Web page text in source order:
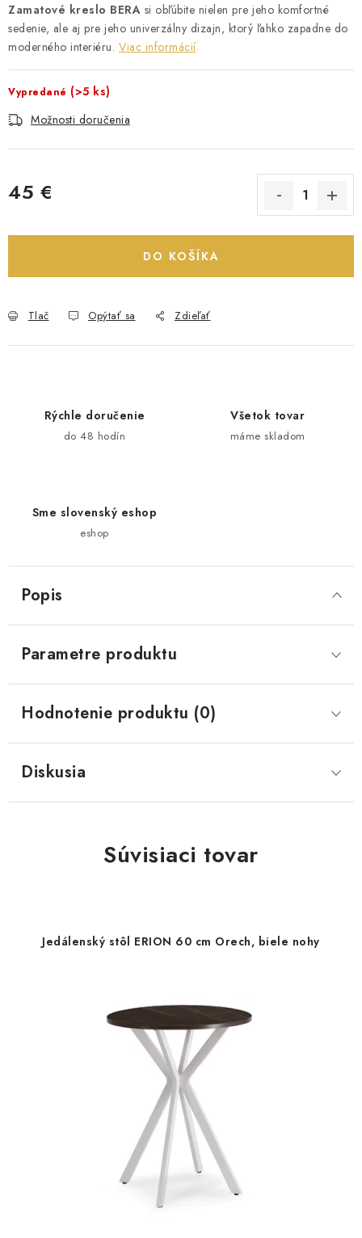
Zamatové kreslo BERA si obľúbite nielen pre jeho komfortné
sedenie, ale aj pre jeho univerzálny dizajn, ktorý ľahko zapadne do
moderného interiéru. Viac informácií
Vypredané (>5 ks)
Možnosti doručenia
45 €
DO KOŠÍKA
Tlač Opýtať sa Zdieľať
Rýchle doručenie
do 48 hodín
Všetok tovar
máme skladom
Sme slovenský eshop
eshop
Popis
Parametre produktu
Hodnotenie produktu (0)
Diskusia
Súvisiaci tovar
Jedálenský stôl ERION 60 cm Orech, biele nohy